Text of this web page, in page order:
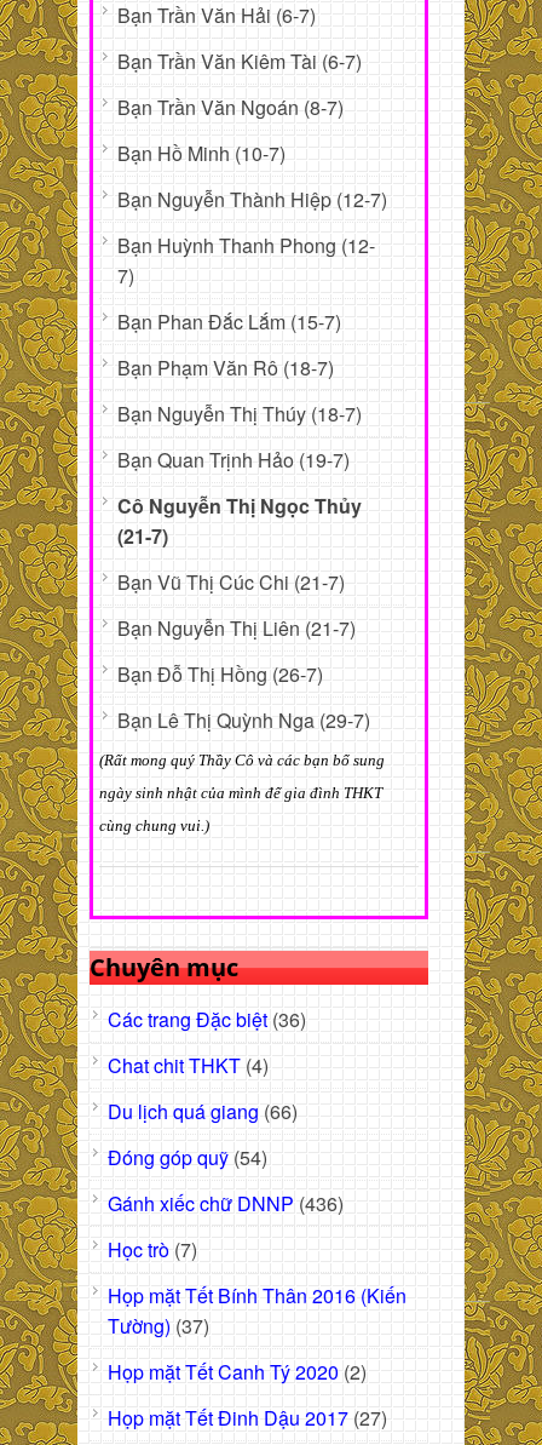
Bạn Trần Văn Hải (6-7)
Bạn Trần Văn Kiêm Tài (6-7)
Bạn Trần Văn Ngoán (8-7)
Bạn Hồ Minh (10-7)
Bạn Nguyễn Thành Hiệp (12-7)
Bạn Huỳnh Thanh Phong (12-
7)
Bạn Phan Đắc Lắm (15-7)
Bạn Phạm Văn Rô (18-7)
Bạn Nguyễn Thị Thúy (18-7)
Bạn Quan Trịnh Hảo (19-7)
Cô Nguyễn Thị Ngọc Thủy
(21-7)
Bạn Vũ Thị Cúc Chi (21-7)
Bạn Nguyễn Thị Liên (21-7)
Bạn Đỗ Thị Hồng (26-7)
Bạn Lê Thị Quỳnh Nga (29-7)
(Rất mong quý Thầy Cô và các bạn bổ sung
ngày sinh nhật của mình để gia đình THKT
cùng chung vui.)
Chuyên mục
Các trang Đặc biệt (36)
Chat chit THKT (4)
Du lịch quá giang (66)
Đóng góp quỹ (54)
Gánh xiếc chữ DNNP (436)
Học trò (7)
Họp mặt Tết Bính Thân 2016 (Kiến
Tường) (37)
Họp mặt Tết Canh Tý 2020 (2)
Họp mặt Tết Đinh Dậu 2017 (27)